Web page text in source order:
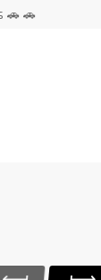
🚗 🚗